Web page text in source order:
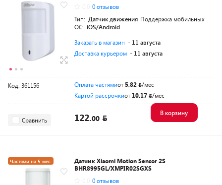
0 отзывов
Тип: Датчик движения Поддержка мобильных
ОС: iOS/Android
Заказать в магазин - 11 августа
Доставка курьером - 11 августа
Код: 361156 Оплата частямиот 5,82
/мес
Картой рассрочкиот 10,17 /мес
Сравнить 122.00
В корзину
Частями на 5 мес.
Датчик Xiaomi Motion Sensor 2S
BHR8995GL/XMPIR02SGXS
0 отзывов